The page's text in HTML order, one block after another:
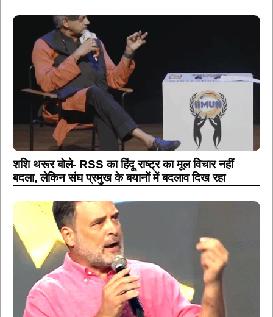
शशि थरूर बोले- RSS का हिंदू राष्ट्र का मूल विचार नहीं
बदला, लेकिन संघ प्रमुख के बयानों में बदलाव दिख रहा